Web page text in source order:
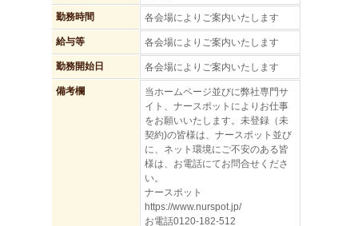
勤務時間 各会場によりご案内いたします
給与等 各会場によりご案内いたします
勤務開始日 各会場によりご案内いたします
備考欄
当ホームページ並びに弊社専門サ
イト、ナースポットによりお仕事
をお願いいたします。未登録（未
契約)の皆様は、ナースポット並び
に、ネット環境にご不安のある皆
様は、お電話にてお問合せくださ
い。
ナースポット
https://www.nurspot.jp/
お電話0120-182-512